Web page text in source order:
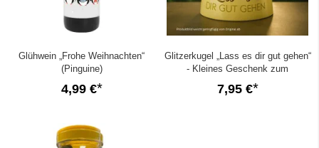
Glühwein „Frohe Weihnachten“
(Pinguine)
4,99 €
Glitzerkugel „Lass es dir gut gehen“
- Kleines Geschenk zum
Entspannen
7,95 €